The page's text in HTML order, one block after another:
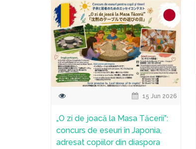
15 Jun 2026
„O zi de joacă la Masa Tăcerii”:
concurs de eseuri în Japonia,
adresat copiilor din diaspora